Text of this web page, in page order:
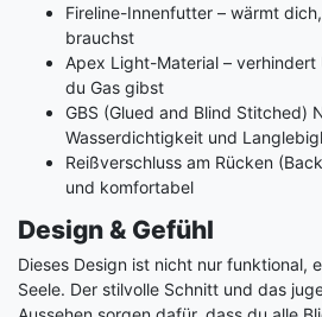
Fireline-Innenfutter – wärmt
brauchst
Apex Light-Material –
du Gas gibst
GBS (Glued and Blind Stitched)
Wasserdichtigkeit und
Reißverschluss am Rücken
und komfortabel
Design & Gefühl
Dieses Design ist nicht nur funktional,
Seele. Der stilvolle Schnitt und das